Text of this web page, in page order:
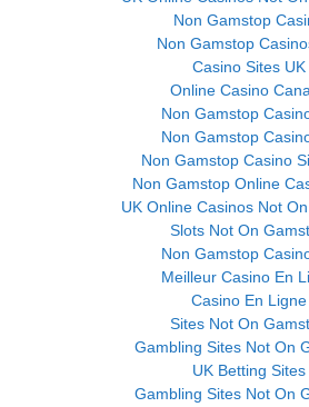
Non Gamstop
Non Gamstop
Casino Sites UK
Online Casino
Non Gamstop
Non Gamstop
Non Gamstop Casino
Non Gamstop Online
UK Online Casinos Not
Slots Not On
Non Gamstop
Meilleur Casino En
Casino En Ligne
Sites Not On
Gambling Sites Not On
UK Betting Sites
Gambling Sites Not On